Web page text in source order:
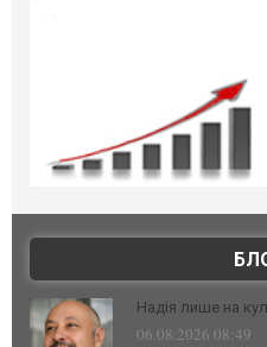
Надія лише на
06.08.2026 08:49